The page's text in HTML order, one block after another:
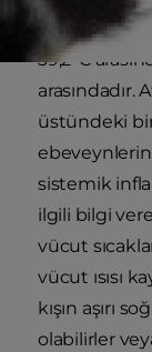
rehberine
39,2°C
arasındadır.
üstündeki bir
sistemik
ilgili bilgi
vücut
vücut ısısı
kışın aşırı
olabilirler